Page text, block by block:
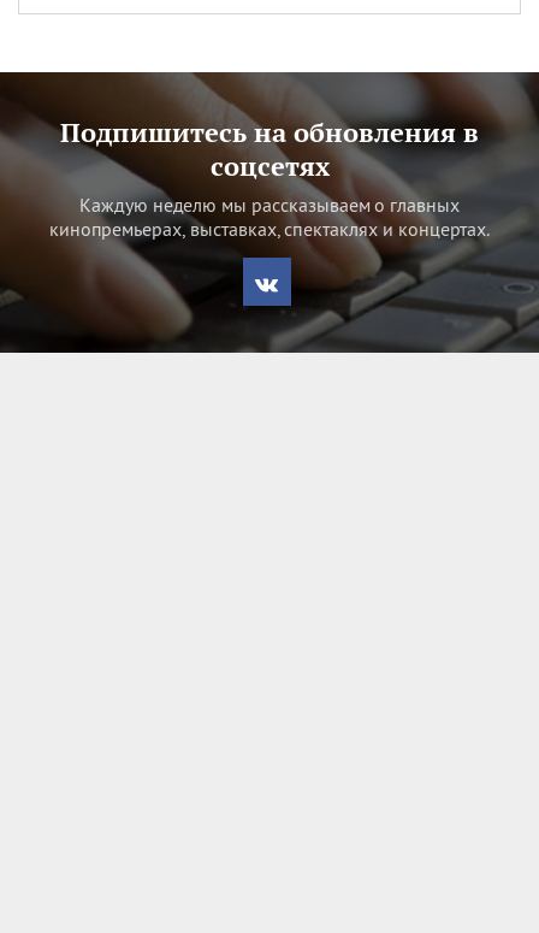
Подпишитесь на обновления в
соцсетях
Каждую неделю мы рассказываем о главных
кинопремьерах, выставках, спектаклях и концертах.